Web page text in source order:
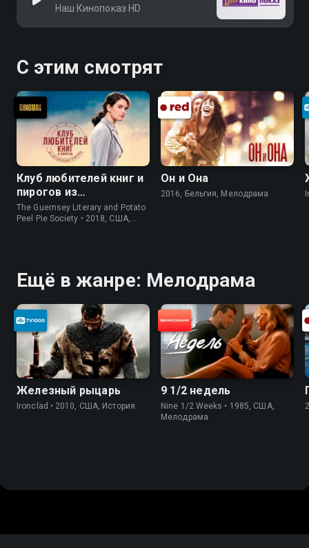
Наш Кинопоказ HD
С этим смотрят
Клуб любителей книг и
пирогов из
картофельных
очистков
The Guernsey Literary and Potato
Peel Pie Society • 2018, США,
Он и Она
2016, Бельгия, Мелодрама
Ещё в жанре: Мелодрама
Железный рыцарь
Ironclad • 2010, США, История
9 1/2 недель
Nine 1/2 Weeks • 1985, США,
Мелодрама